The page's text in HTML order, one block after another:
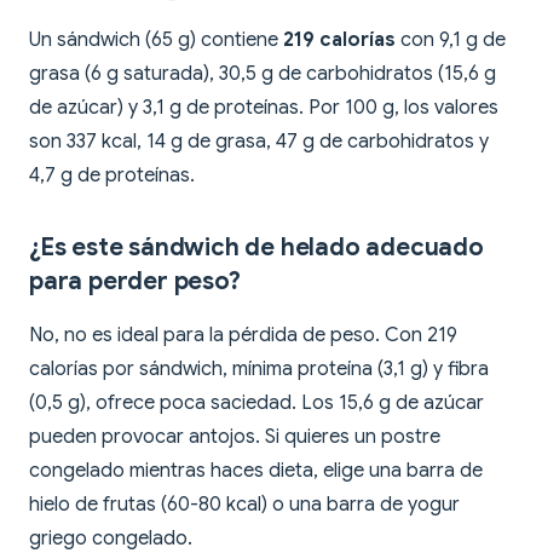
Un sándwich (65 g) contiene 219 calorías con 9,1 g de
grasa (6 g saturada), 30,5 g de carbohidratos (15,6 g
de azúcar) y 3,1 g de proteínas. Por 100 g, los valores
son 337 kcal, 14 g de grasa, 47 g de carbohidratos y
4,7 g de proteínas.
¿Es este sándwich de helado adecuado
para perder peso?
No, no es ideal para la pérdida de peso. Con 219
calorías por sándwich, mínima proteína (3,1 g) y fibra
(0,5 g), ofrece poca saciedad. Los 15,6 g de azúcar
pueden provocar antojos. Si quieres un postre
congelado mientras haces dieta, elige una barra de
hielo de frutas (60-80 kcal) o una barra de yogur
griego congelado.